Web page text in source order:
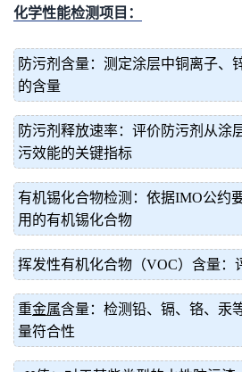
化学性能检测项目：
防污剂含量：测定涂层中铜离子、
的含量
防污剂释放速率：评价防污剂从涂
污效能的关键指标
有机锡化合物检测：依据IMO公约
用的有机锡化合物
挥发性有机化合物（VOC）含量：
重金属含量：检测铅、镉、铬、汞
量符合性